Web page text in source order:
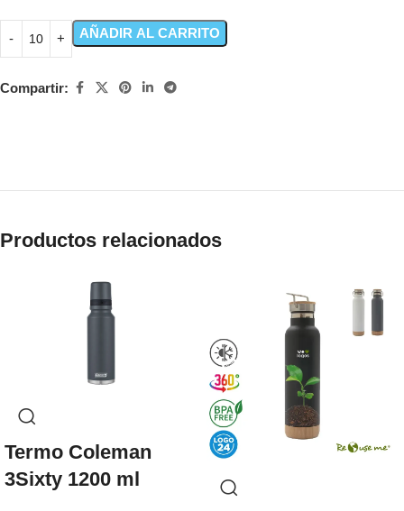
AÑADIR AL CARRITO
Compartir:
Productos relacionados
Termo Coleman
3Sixty 1200 ml